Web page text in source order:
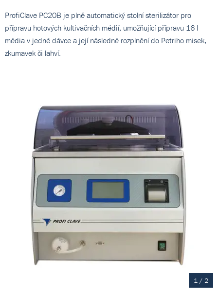
ProfiClave PC20B je plně automatický stolní sterilizátor pro
přípravu hotových kultivačních médií, umožňující přípravu 16 l
média v jedné dávce a její následné rozplnění do Petriho misek,
zkumavek či lahví.
1 / 2